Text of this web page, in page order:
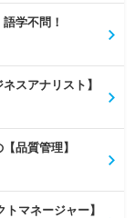
学不問！
スアナリスト】
品質管理】
マネージャー】